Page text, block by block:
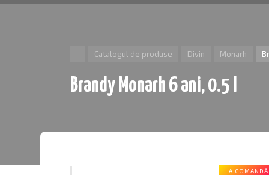
Catalogul de produse Divin Monarh
Brandy Monarh 6 ani, 0.5 l
LA COMANDĂ